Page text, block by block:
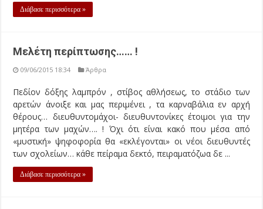
Διάβασε περισσότερα »
Μελέτη περίπτωσης…… !
09/06/2015 18:34 Άρθρα
Πεδίον δόξης λαμπρόν , στίβος αθλήσεως, το στάδιο των
αρετών άνοιξε και μας περιμένει , τα καρναβάλια εν αρχή
θέρους… διευθυντομάχοι- διευθυντονίκες έτοιμοι για την
μητέρα των μαχών…. ! Όχι ότι είναι κακό που μέσα από
«μυστική» ψηφοφορία θα «εκλέγονται» οι νέοι διευθυντές
των σχολείων… κάθε πείραμα δεκτό, πειραματόζωα δε ...
Διάβασε περισσότερα »